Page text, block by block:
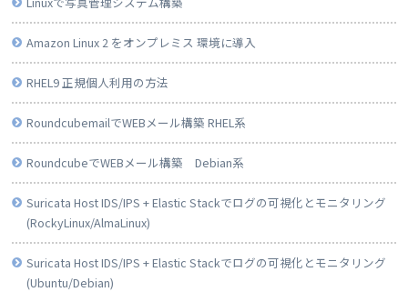
Amazon Linux 2 をオンプレミス 環境に導入
RHEL9 正規個人利用の方法
RoundcubemailでWEBメール構築 RHEL系
RoundcubeでWEBメール構築 Debian系
Suricata Host IDS/IPS + Elastic Stackでログの可視化とモニタリング
(RockyLinux/AlmaLinux)
Suricata Host IDS/IPS + Elastic Stackでログの可視化とモニタリング
(Ubuntu/Debian)